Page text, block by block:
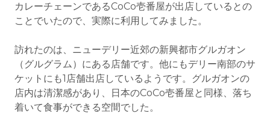
カレーチェーンであるCoCo壱番屋が出店しているとの
ことでいたので、実際に利用してみました。
訪れたのは、ニューデリー近郊の新興都市グルガオン
（グルグラム）にある店舗です。他にもデリー南部のサ
ケットにも1店舗出店しているようです。グルガオンの
店内は清潔感があり、日本のCoCo壱番屋と同様、落ち
着いて食事ができる空間でした。